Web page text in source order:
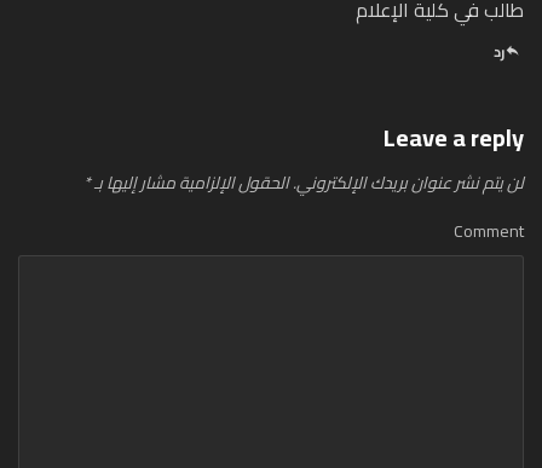
طالب في كلية الإعلام
رد
Leave a reply
لن يتم نشر عنوان بريدك الإلكتروني.الحقول الإلزامية مشار إليها بـ*
Comment